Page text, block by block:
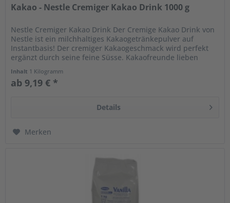
Kakao - Nestle Cremiger Kakao Drink 1000 g
Nestle Cremiger Kakao Drink Der Cremige Kakao Drink von
Nestle ist ein milchhaltiges Kakaogetränkepulver auf
Instantbasis! Der cremiger Kakaogeschmack wird perfekt
ergänzt durch seine feine Süsse. Kakaofreunde lieben
Inhalt 1 Kilogramm
ab 9,19 € *
Details
Merken